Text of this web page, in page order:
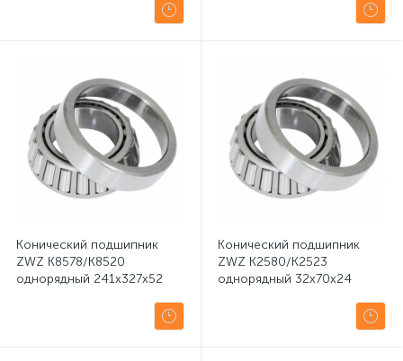
Конический подшипник
ZWZ K8578/K8520
однорядный 241x327x52
Конический подшипник
ZWZ K2580/K2523
однорядный 32x70x24